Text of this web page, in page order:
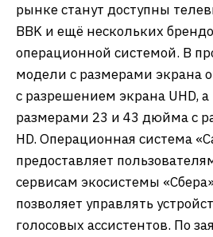
рынке станут доступны
BBK и ещё нескольких
операционной системой. В
модели с размерами экрана
с разрешением экрана UHD,
размерами 23 и 43 дюйма с
HD. Операционная система
предоставляет
сервисам экосистемы
позволяет управлять
голосовых ассистентов. По